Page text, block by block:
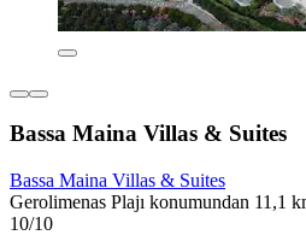
Bassa Maina Villas & Suites
Bassa Maina Villas & Suites
Gerolimenas Plajı konumundan 11,1
10/10